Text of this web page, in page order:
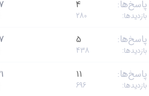
پاسخ‌ها 4
بازدیدها 280
پاسخ‌ها 5
بازدیدها 438
پاسخ‌ها 11
بازدیدها 696